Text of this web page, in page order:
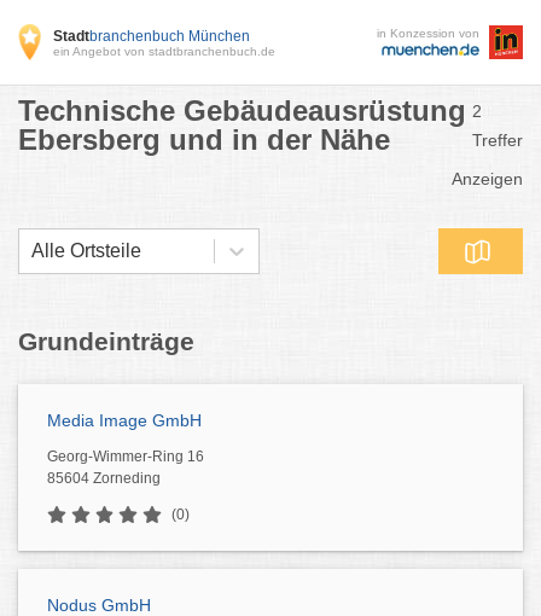
Stadtbranchenbuch München
ein Angebot von stadtbranchenbuch.de
in Konzession von
Technische Gebäudeausrüstung
Ebersberg und in der Nähe
2
Treffer
Anzeigen
Alle Ortsteile
Grundeinträge
Media Image GmbH
Georg-Wimmer-Ring 16
85604 Zorneding
(0)
Nodus GmbH